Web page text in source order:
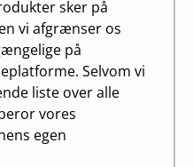
sker på
vi afgrænser os
på
Selvom vi
liste over alle
vores
egen